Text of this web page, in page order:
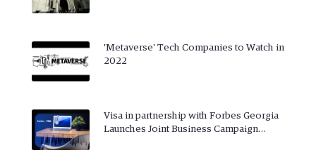
'Metaverse' Tech Companies to Watch in
2022
Visa in partnership with Forbes Georgia
Launches Joint Business Campaign…